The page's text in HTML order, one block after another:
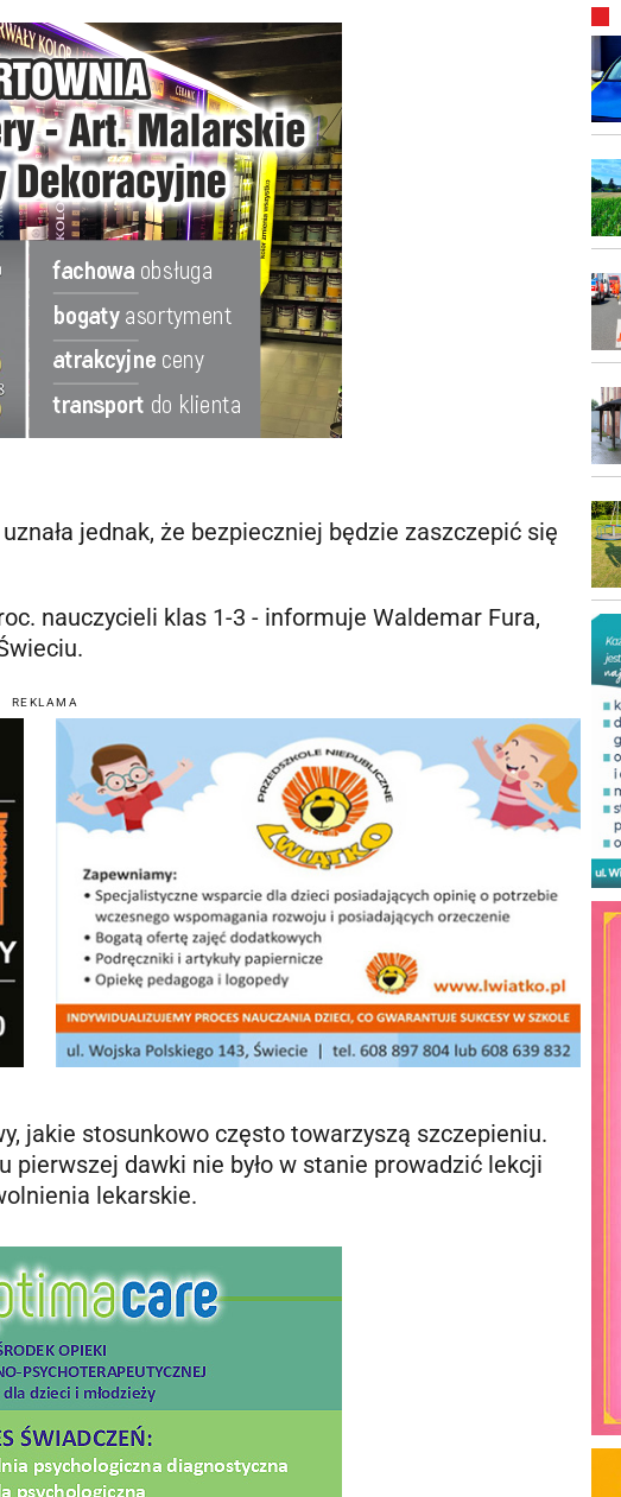
jednak, że bezpieczniej będzie zaszczepić się
nauczycieli klas 1-3 - informuje Waldemar Fura,
REKLAMA
jakie stosunkowo często towarzyszą szczepieniu.
dawki nie było w stanie prowadzić lekcji
lekarskie.